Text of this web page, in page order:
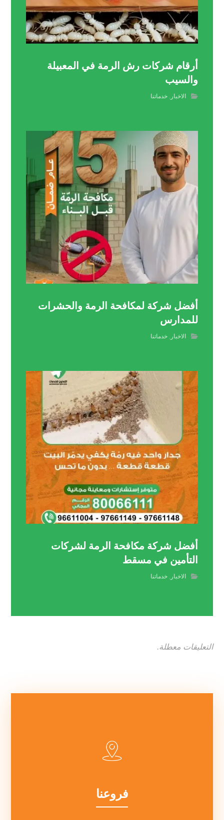
أرقام شركات رش الرمة في المعبيلة
والسيب
الاخبار ,خدماتنا
أفضل شركة لمكافحة الرمة والحشرات
للمدارس
الاخبار ,خدماتنا
أفضل شركة مكافحة الرمة لشركات
التأمين في مسقط
الاخبار ,خدماتنا
التعليقات معطلة.
فروعنا